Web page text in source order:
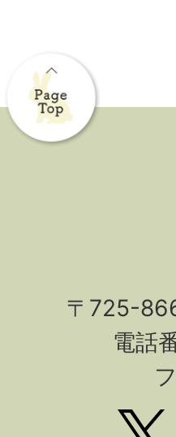
〒725-
電話